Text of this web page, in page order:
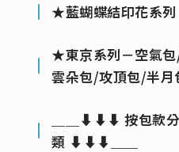
★藍蝴蝶結印花系列
★東京系列－空氣
雲朵包/攻頂包/半月
＿＿⬇⬇⬇ 按包款分
類 ⬇⬇⬇＿＿